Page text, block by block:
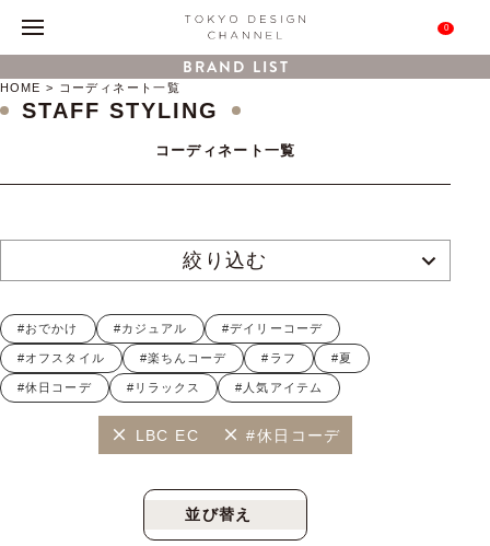
0
BRAND LIST
HOME コーディネート一覧
STAFF STYLING
コーディネート一覧
絞り込む
#おでかけ #カジュアル #デイリーコーデ
#オフスタイル #楽ちんコーデ #ラフ #夏
#休日コーデ #リラックス #人気アイテム
LBC EC #休日コーデ
並び替え